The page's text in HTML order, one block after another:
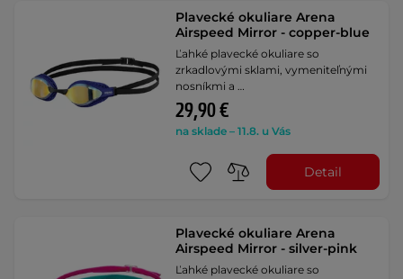
Plavecké okuliare Arena
Airspeed Mirror - copper-blue
Ľahké plavecké okuliare so
zrkadlovými sklami, vymeniteľnými
nosníkmi a …
29,90 €
na sklade – 11.8. u Vás
Detail
Plavecké okuliare Arena
Airspeed Mirror - silver-pink
Ľahké plavecké okuliare so